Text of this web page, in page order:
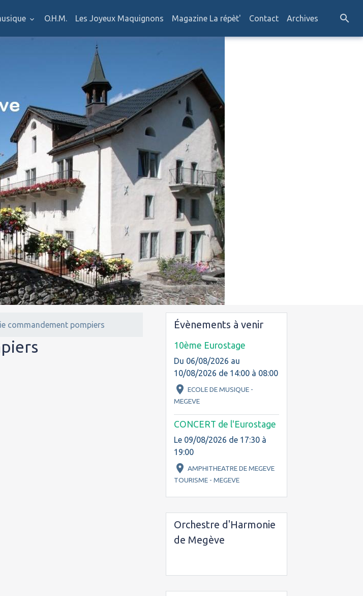
O.H.M. Les Joyeux Maquignons Magazine La répèt' Contact Archives
commandement pompiers Évènements à venir
10ème Eurostage
Du 06/08/2026 au
10/08/2026 de 14:00 à 08:00
ECOLE DE MUSIQUE -
MEGEVE
CONCERT de l'Eurostage
Le 09/08/2026 de 17:30 à
19:00
AMPHITHEATRE DE MEGEVE
TOURISME - MEGEVE
Orchestre d'Harmonie
de Megève